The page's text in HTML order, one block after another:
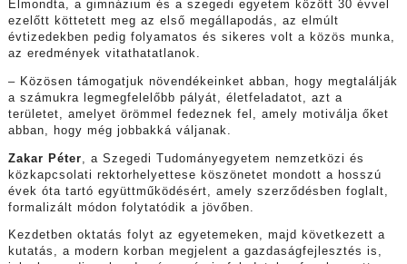
Elmondta, a gimnázium és a szegedi egyetem között 30 évvel
ezelőtt köttetett meg az első megállapodás, az elmúlt
évtizedekben pedig folyamatos és sikeres volt a közös munka,
az eredmények vitathatatlanok.
– Közösen támogatjuk növendékeinket abban, hogy megtalálják
a számukra legmegfelelőbb pályát, életfeladatot, azt a
területet, amelyet örömmel fedeznek fel, amely motiválja őket
abban, hogy még jobbakká váljanak.
Zakar Péter , a Szegedi Tudományegyetem nemzetközi és
közkapcsolati rektorhelyettese köszönetet mondott a hosszú
évek óta tartó együttműködésért, amely szerződésben foglalt,
formalizált módon folytatódik a jövőben.
Kezdetben oktatás folyt az egyetemeken, majd következett a
kutatás, a modern korban megjelent a gazdaságfejlesztés is,